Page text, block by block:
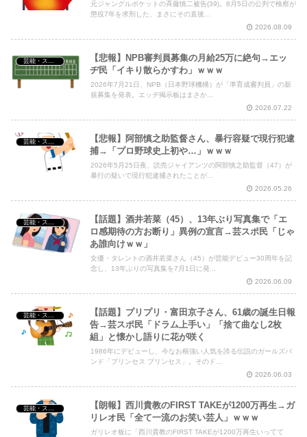
元ジャングルポケットの斉藤慎二被告(39)。8月5日の公判で検察が
懲役7年を求刑した、まさにその直後...
2026.08.09
芸能・スポーツ・Youtuber
【悲報】NPB審判員募集の月給25万に絶句→エッ
ヂ民「イキり散らかすわ」ｗｗｗ
2026年7月21日、NPB（日本野球機構）が「準育成審判員」の新
規募集を発表。エッヂ掲示板はまさか...
2026.07.22
芸能・スポーツ・Youtuber
【悲報】阿部慎之助監督さん、暴行容疑で現行犯逮
捕→「プロ野球史上初や…」ｗｗｗ
2026年5月25日夜、読売ジャイアンツの阿部慎之助監督（47）が
暴行の疑いで現行犯逮捕されたことが...
2026.05.26
【話題】酒井若菜（45）、13年ぶり写真集で「エ
ロ感期待の方お断り」異例の宣言→芸スポ民「じゃ
あ誰向けｗｗ」
女優・タレントの酒井若菜さん（45）が芸能デビュー30周年を記
念し、13年ぶりの写真集を7月1日に発...
2026.06.09
【話題】プリプリ・富田京子さん、61歳の誕生日報
告→芸スポ民「ドラム上手い」「捨て曲なし2枚
組」と懐かし語りに花が咲く
1986年にデビューし、今なお根強い人気を誇る伝説のガールズバ
ンド「プリンセス プリンセス」。そのド...
2026.06.03
【朗報】西川貴教のFIRST TAKEが1200万再生→ガ
リレオ民「全て一流のお笑い芸人」ｗｗｗ
ガリレオ板に「西川貴教のFIRST TAKEが1200万再生いってて